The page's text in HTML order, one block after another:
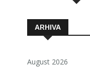
ARHIVA
August 2026